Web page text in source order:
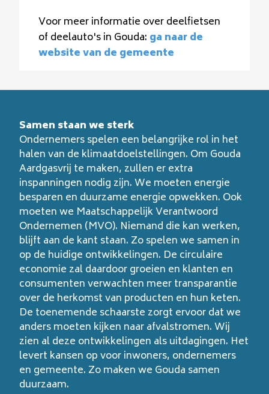
Voor meer informatie over deelfietsen
of deelauto's in Gouda: ga naar de
website van de gemeente
Samen staan we sterk
Ondernemers spelen een belangrijke rol in het
halen van de klimaatdoelstellingen. Om Gouda
Aardgasvrij te maken, zullen er extra
inspanningen nodig zijn. We moeten energie
besparen en duurzame energie opwekken. Ook
moeten we Maatschappelijk Verantwoord
Ondernemen (MVO). Niemand die kan werken,
blijft aan de kant staan. Zo spelen we samen in
op de huidige ontwikkelingen. De circulaire
economie zal daardoor groeien en klanten en
consumenten verwachten meer transparantie
over de herkomst van producten en hun keten.
De toenemende schaarste zorgt ervoor dat we
anders moeten kijken naar afvalstromen. Wij
zien al deze ontwikkelingen als uitdagingen. Het
levert kansen op voor inwoners, ondernemers
en gemeente. Zo maken we Gouda samen
duurzaam.